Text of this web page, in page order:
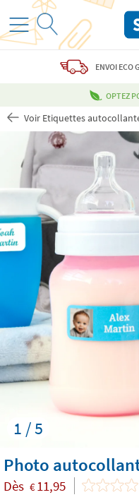
ENVOI ECO
OPTEZ
Voir Etiquettes
1 / 5
Photo
Dès €11,95